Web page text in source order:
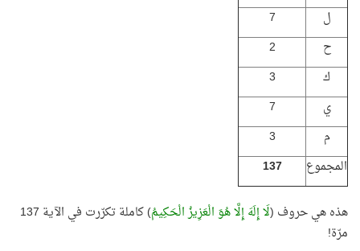
ل
7
ح
2
ك
3
ي
7
م
3
المجموع
137
هذه هي حروف (لَا إِلَهَ إِلَّا هُوَ الْعَزِيزُ الْحَكِيمُ
) كاملة تكرّرت في الآية 137
مرّة!